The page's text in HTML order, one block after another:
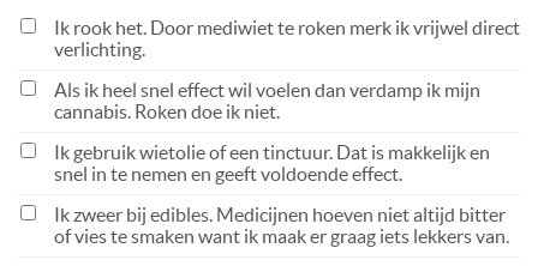
Ik rook het. Door mediwiet te roken merk ik vrijwel direct
verlichting.
Als ik heel snel effect wil voelen dan verdamp ik mijn
cannabis. Roken doe ik niet.
Ik gebruik wietolie of een tinctuur. Dat is makkelijk en
snel in te nemen en geeft voldoende effect.
Ik zweer bij edibles. Medicijnen hoeven niet altijd bitter
of vies te smaken want ik maak er graag iets lekkers van.